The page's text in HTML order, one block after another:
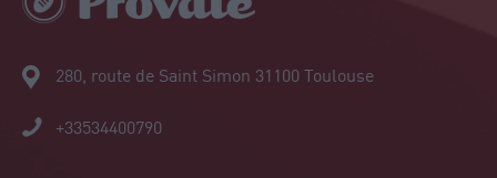
280, route de Saint Simon 31100 Toulouse
+33534400790